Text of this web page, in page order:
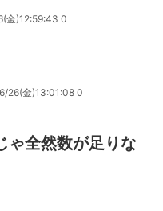
金)12:59:43 0
26(金)13:01:08 0
ゃ全然数が足りな